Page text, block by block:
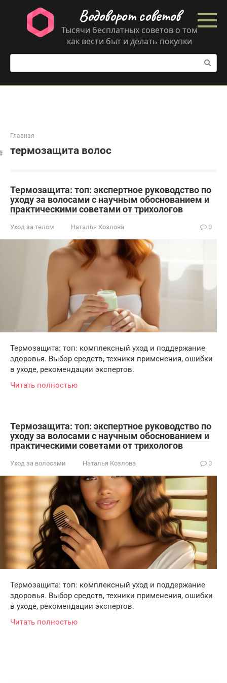
контенту
Водоворот советов
Тысячи бесплатных советов о том
как вести быт и делать покупки
Поиск:
Главная
термозащита волос
Термозащита: топ: экспертное руководство по
уходу за волосами с научным обоснованием и
практическими советами от трихологов
Уход за телом Наталья Козлова 0
Термозащита: топ: комплексный уход и поддержание
здоровья. Выбор средств, техники применения, ошибки
в уходе, рекомендации экспертов.
Читать полностью
Термозащита: топ: экспертное руководство по
уходу за волосами с научным обоснованием и
практическими советами от трихологов
Уход за волосами Наталья Козлова 0
Термозащита: топ: комплексный уход и поддержание
здоровья. Выбор средств, техники применения, ошибки
в уходе, рекомендации экспертов.
Читать полностью